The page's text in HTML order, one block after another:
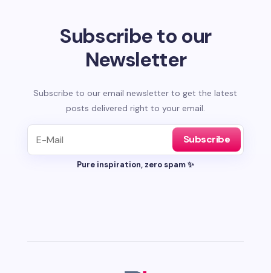
Subscribe to our
Newsletter
Subscribe to our email newsletter to get the latest
posts delivered right to your email.
Subscribe
Pure inspiration, zero spam ✨